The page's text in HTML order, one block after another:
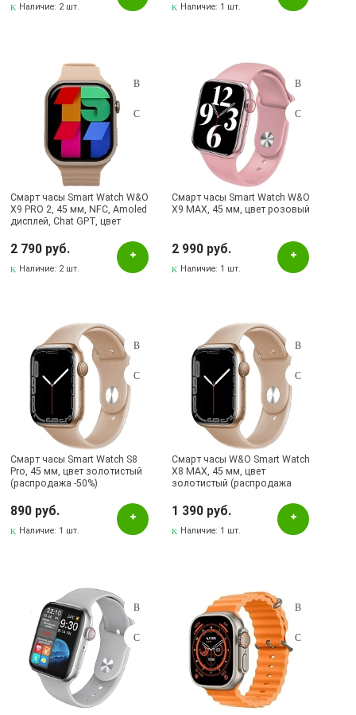
Наличие: 2 шт. Наличие: 1 шт.
Смарт часы Smart Watch W&O
X9 PRO 2, 45 мм, NFC, Amoled
дисплей, Chat GPT, цвет
-30%)
2 790 руб.
Наличие: 2 шт.
Смарт часы Smart Watch W&O
X9 MAX, 45 мм, цвет розовый
2 990 руб.
Наличие: 1 шт.
Смарт часы Smart Watch S8
Pro, 45 мм, цвет золотистый
(распродажа -50%)
890 руб.
Наличие: 1 шт.
Смарт часы W&O Smart Watch
X8 MAX, 45 мм, цвет
золотистый (распродажа
1 390 руб.
Наличие: 1 шт.